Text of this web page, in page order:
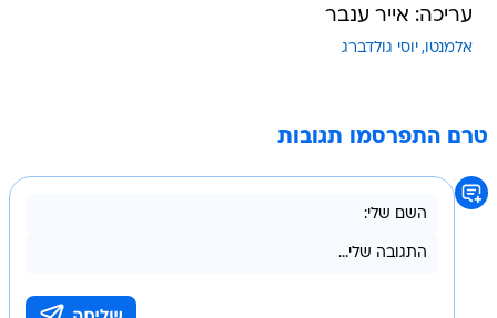
עריכה: אייר ענבר
אלמנטו יוסי גולדברג
טרם התפרסמו תגובות